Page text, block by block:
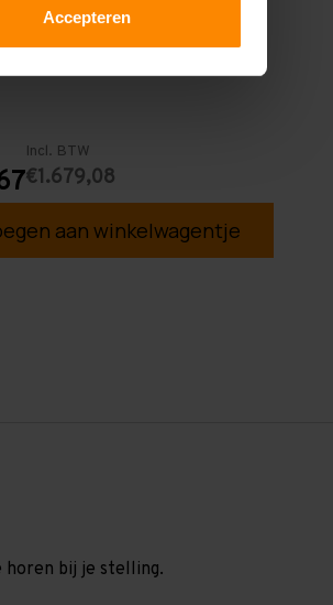
Accepteren
Incl. BTW
€1.679,08
aan winkelwagentje
horen bij je stelling.